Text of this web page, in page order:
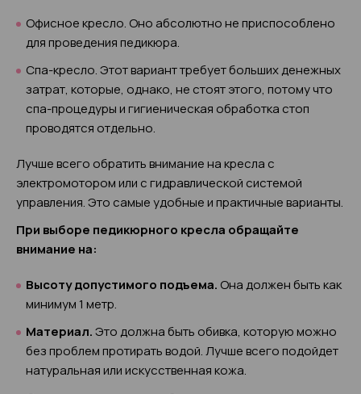
Офисное кресло. Оно абсолютно не приспособлено
для проведения педикюра.
Спа-кресло. Этот вариант требует больших денежных
затрат, которые, однако, не стоят этого, потому что
спа-процедуры и гигиеническая обработка стоп
проводятся отдельно.
Лучше всего обратить внимание на кресла с
электромотором или с гидравлической системой
управления. Это самые удобные и практичные варианты.
При выборе педикюрного кресла обращайте
внимание на:
Высоту допустимого подъема. Она должен быть как
минимум 1 метр.
Материал.Это должна быть обивка, которую можно
без проблем протирать водой. Лучше всего подойдет
натуральная или искусственная кожа.